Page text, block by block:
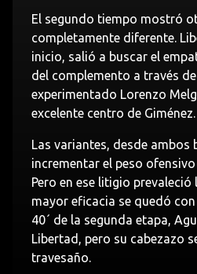
El segundo tiempo mostró
completamente diferente.
inicio, salió a buscar el
del complemento a través
experimentado Lorenzo
excelente centro de Giménez.
Las variantes, desde ambos
incrementar el peso
Pero en ese litigio prevaleció
mayor eficacia se quedó
40´ de la segunda etapa,
Libertad, pero su cabezazo
travesaño.